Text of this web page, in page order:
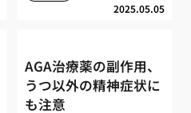
2025.05.05
AGA治療薬の副作用、
うつ以外の精神症状に
も注意